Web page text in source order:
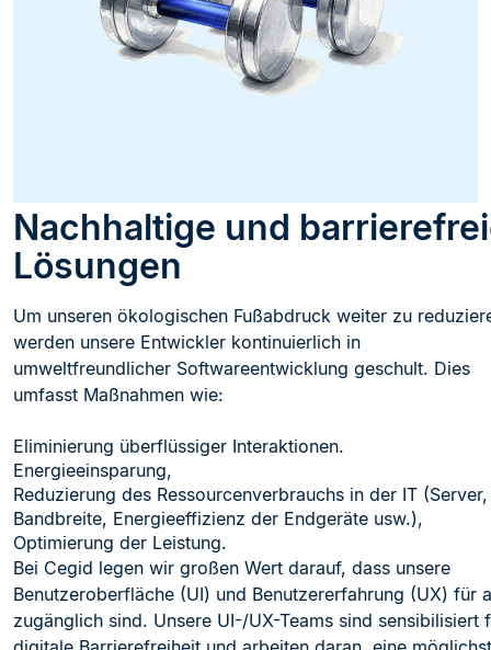
Nachhaltige und
Lösungen
Um unseren ökologischen Fußabdruck weiter zu
werden unsere Entwickler kontinuierlich in
umweltfreundlicher Softwareentwicklung geschult. Dies
umfasst Maßnahmen wie:
Eliminierung überflüssiger Interaktionen.
Energieeinsparung,
Reduzierung des Ressourcenverbrauchs in der IT (Server,
Bandbreite, Energieeffizienz der Endgeräte usw.),
Optimierung der Leistung.
Bei Cegid legen wir großen Wert darauf, dass unsere
Benutzeroberfläche (UI) und Benutzererfahrung (UX) für
zugänglich sind. Unsere UI-/UX-Teams sind sensibilisiert